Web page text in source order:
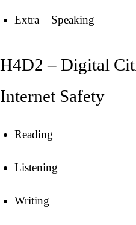
Extra – Speaking
H4D2 – Digital
Internet Safety
Reading
Listening
Writing